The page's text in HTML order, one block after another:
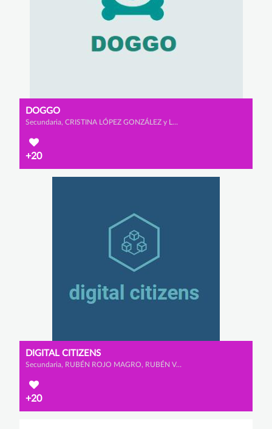
DOGGO
Secundaria, CRISTINA LÓPEZ GONZÁLEZ y LUCIANA SACO DÍAZ
+20
DIGITAL CITIZENS
Secundaria, RUBÉN ROJO MAGRO, RUBÉN VALLEJO PULIDO y RODRIGO LOZANO HERNANZ
+20